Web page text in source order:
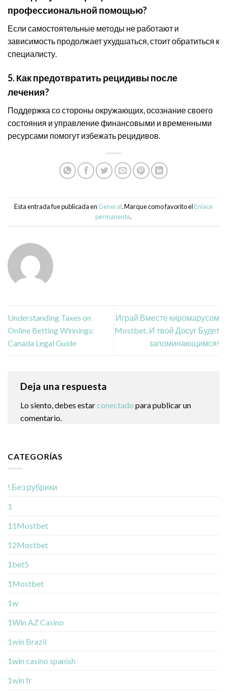
профессиональной помощью?
Если самостоятельные методы не работают и
зависимость продолжает ухудшаться, стоит обратиться к
специалисту.
5. Как предотвратить рецидивы после
лечения?
Поддержка со стороны окружающих, осознание своего
состояния и управление финансовыми и временными
ресурсами помогут избежать рецидивов.
Esta entrada fue publicada en General. Marque como favorito el Enlace
permanente.
Understanding Taxes on
Online Betting Winnings:
Canada Legal Guide
Играй Вместе киромарусом
Mostbet, И твой Досуг Будет
запоминающимся!
Deja una respuesta
Lo siento, debes estarconectado para publicar un
comentario.
CATEGORÍAS
! Без рубрики
1
11Mostbet
12Mostbet
1bet5
1Mostbet
1w
1Win AZ Casino
1win Brazil
1win casino spanish
1win fr